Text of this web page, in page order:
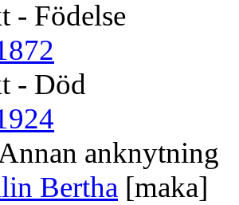
- Födelse
- Död
anknytning
Bertha [maka]